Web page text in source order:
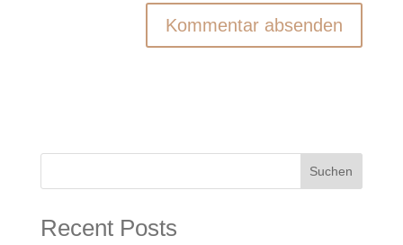
Suchen
Recent Posts